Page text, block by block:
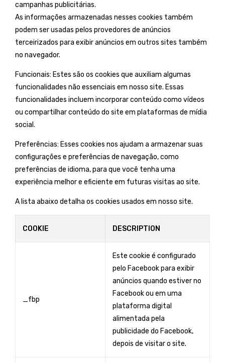
campanhas publicitárias.
As informações armazenadas nesses cookies também
podem ser usadas pelos provedores de anúncios
terceirizados para exibir anúncios em outros sites também
no navegador.
Funcionais: Estes são os cookies que auxiliam algumas
funcionalidades não essenciais em nosso site. Essas
funcionalidades incluem incorporar conteúdo como vídeos
ou compartilhar conteúdo do site em plataformas de mídia
social.
Preferências: Esses cookies nos ajudam a armazenar suas
configurações e preferências de navegação, como
preferências de idioma, para que você tenha uma
experiência melhor e eficiente em futuras visitas ao site.
A lista abaixo detalha os cookies usados ​​em nosso site.
COOKIE DESCRIPTION
_fbp
Este cookie é configurado
pelo Facebook para exibir
anúncios quando estiver no
Facebook ou em uma
plataforma digital
alimentada pela
publicidade do Facebook,
depois de visitar o site.